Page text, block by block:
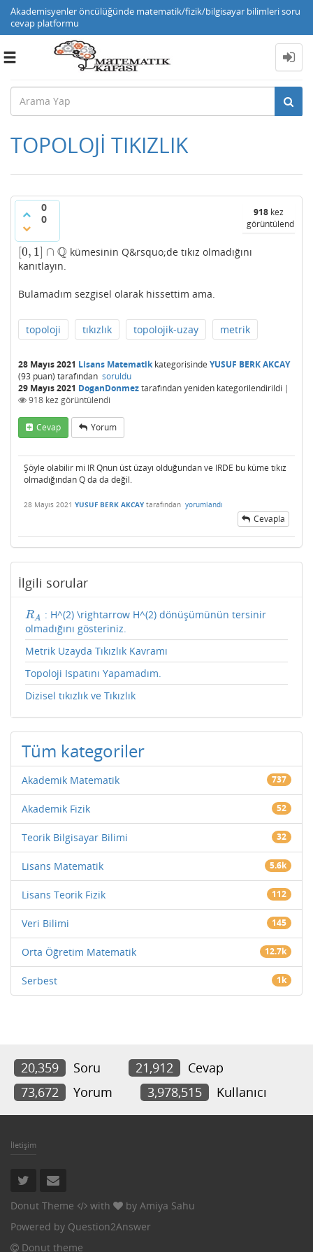
Akademisyenler öncülüğünde matematik/fizik/bilgisayar bilimleri soru
cevap platformu
Toggle
TOPOLOJİ TIKIZLIK
0
0
918 kez
görüntülendi
[0, 1] ∩ Q
0,1]∩ Q
kümesinin Q&rsquo;de tıkız olmadığını
kanıtlayın.
Bulamadım sezgisel olarak hissettim ama.
topoloji tıkızlık topolojik-uzay metrik
28 Mayıs 2021 Lisans Matematikkategorisinde YUSUF BERK AKCAY
(93 puan) tarafından soruldu
29 Mayıs 2021 DoganDonmeztarafındanyeniden kategorilendirildi |
918 kez görüntülendi
Cevap Yorum
Şöyle olabilir mi IR Qnun üst üzayı olduğundan ve IRDE bu küme tıkız
olmadığından Q da da değil.
28 Mayıs 2021 YUSUF BERK AKCAY tarafından yorumlandı
Cevapla
İlgili sorular
RA
RA : H^(2) \rightarrow H^(2) dönüşümünün tersinir
olmadığını gösteriniz.
Metrik Uzayda Tıkızlık Kavramı
Topoloji Ispatını Yapamadım.
Dizisel tıkızlık ve Tıkızlık
Tüm kategoriler
Akademik Matematik 737
Akademik Fizik 52
Teorik Bilgisayar Bilimi 32
Lisans Matematik 5.6k
Lisans Teorik Fizik 112
Veri Bilimi 145
Orta Öğretim Matematik 12.7k
Serbest 1k
20,359 Soru 21,912
Cevap
73,672
Yorum 3,978,515 Kullanıcı
İletişim
Donut Theme with by Amiya Sahu
Powered by Question2Answer
Donut theme